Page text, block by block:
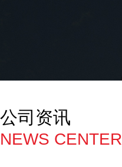
公司资讯
NEWS CENTER